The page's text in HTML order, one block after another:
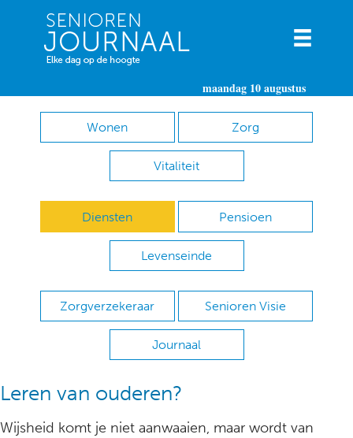
maandag 10 augustus
Wonen Zorg
Vitaliteit
Diensten Pensioen
Levenseinde
Zorgverzekeraar Senioren Visie
Journaal
Leren van ouderen?
Wijsheid komt je niet aanwaaien, maar wordt van